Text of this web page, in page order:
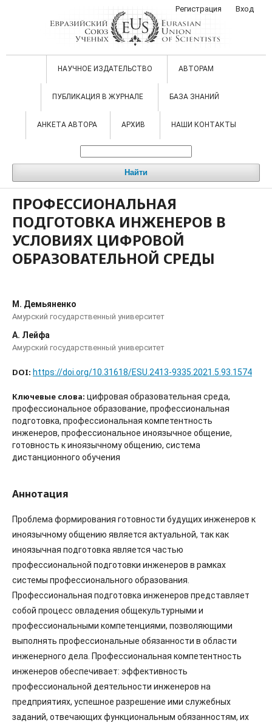
НАУЧНОЕ ИЗДАТЕЛЬСТВО АВТОРАМ
ПУБЛИКАЦИЯ В ЖУРНАЛЕ БАЗА ЗНАНИЙ
АНКЕТА АВТОРА АРХИВ НАШИ КОНТАКТЫ
Найти
Регистрация Вход
ПРОФЕССИОНАЛЬНАЯ
ПОДГОТОВКА ИНЖЕНЕРОВ В
УСЛОВИЯХ ЦИФРОВОЙ
ОБРАЗОВАТЕЛЬНОЙ СРЕДЫ
М. Демьяненко
Амурский государственный университет
А. Лейфа
Амурский государственный университет
DOI: https://doi.org/10.31618/ESU.2413-9335.2021.5.93.1574
Ключевые слова: цифровая образовательная среда,
профессиональное образование, профессиональная
подготовка, профессиональная компетентность
инженеров, профессиональное иноязычное общение,
готовность к иноязычному общению, система
дистанционного обучения
Аннотация
Проблема формирования готовности будущих инженеров к
иноязычному общению является актуальной, так как
иноязычная подготовка является частью
профессиональной подготовки инженеров в рамках
системы профессионального образования.
Профессиональная подготовка инженеров представляет
собой процесс овладения общекультурными и
профессиональными компетенциями, позволяющими
выполнять профессиональные обязанности в области
инженерного дела. Профессиональная компетентность
инженеров обеспечивает: эффективность
профессиональной деятельности инженеров на
предприятиях, успешное разрешение ими служебных
заданий, отвечающих функциональным обязанностям, их